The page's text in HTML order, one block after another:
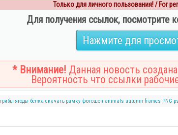
Только для личного пользования! / For
Для получения ссылок, посмотрите
Нажмите для
* Внимание! Данная новость
Вероятность что ссылки
грибы ягоды белка скачать рамку фотошоп animals autumn frames PNG